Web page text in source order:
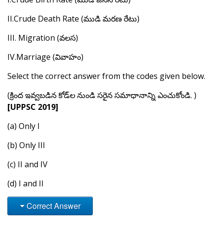
II.Crude Death Rate (ముడి మరణ రేటు)
III. Migration (వలస)
IV.Marriage (వివాహం)
Select the correct answer from the codes given below.
(క్రింద ఇవ్వబడిన కోడ్‌ల నుండి సరైన సమాధానాన్ని ఎంచుకోండి. )
[UPPSC 2019]
(a) Only I
(b) Only III
(c) II and IV
(d) I and II
Correct Answer